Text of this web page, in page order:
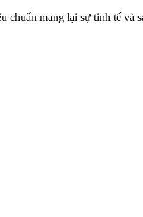
chuẩn mang lại sự tinh tế và